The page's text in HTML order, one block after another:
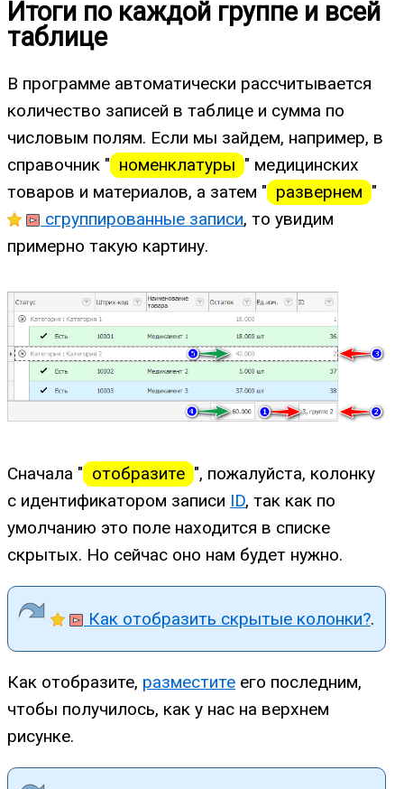
Итоги по каждой группе и всей
таблице
В программе автоматически рассчитывается
количество записей в таблице и сумма по
числовым полям. Если мы зайдем, например, в
справочник " номенклатуры " медицинских
товаров и материалов, а затем " развернем "
сгруппированные записи, то увидим
примерно такую картину.
Сначала " отобразите ", пожалуйста, колонку
с идентификатором записи ID, так как по
умолчанию это поле находится в списке
скрытых. Но сейчас оно нам будет нужно.
Как отобразить скрытые колонки?.
Как отобразите, разместите его последним,
чтобы получилось, как у нас на верхнем
рисунке.